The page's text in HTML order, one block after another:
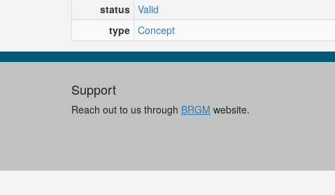
status Valid
type Concept
Support
Reach out to us through BRGM website.